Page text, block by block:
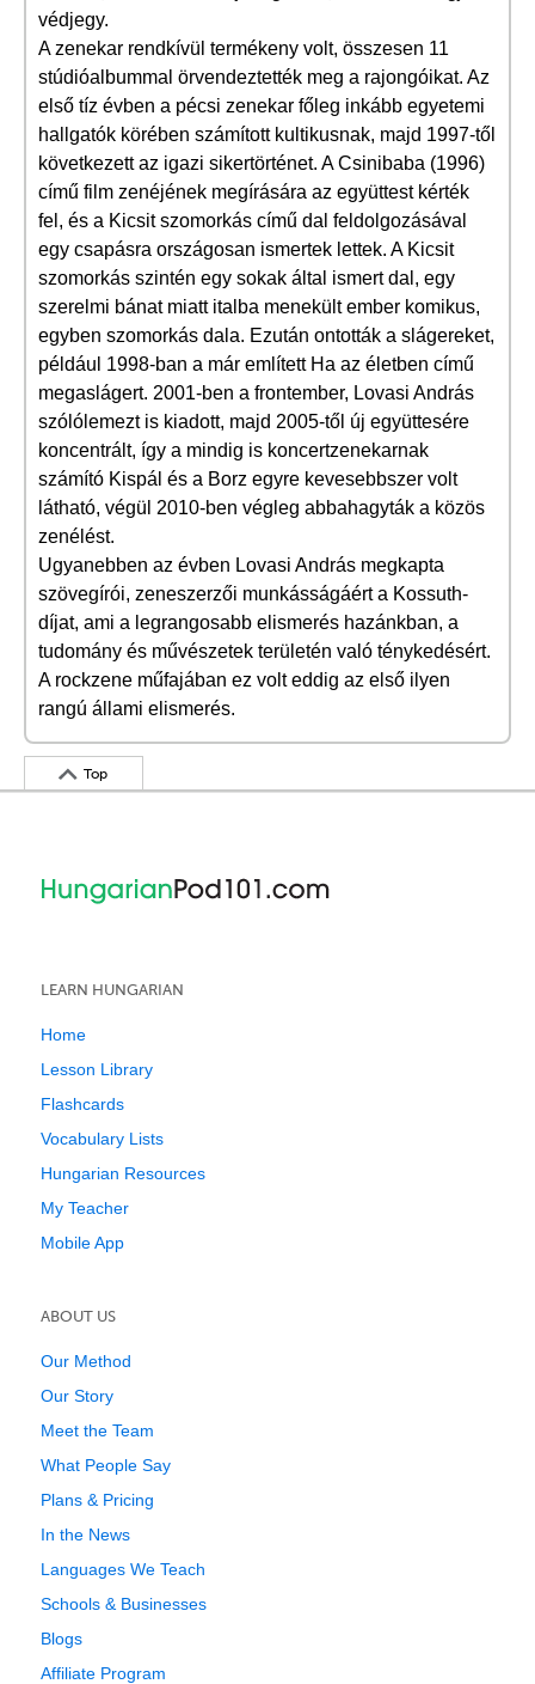
védjegy.
A zenekar rendkívül termékeny volt, összesen 11
stúdióalbummal örvendeztették meg a rajongóikat. Az
első tíz évben a pécsi zenekar főleg inkább egyetemi
hallgatók körében számított kultikusnak, majd 1997-től
következett az igazi sikertörténet. A Csinibaba (1996)
című film zenéjének megírására az együttest kérték
fel, és a Kicsit szomorkás című dal feldolgozásával
egy csapásra országosan ismertek lettek. A Kicsit
szomorkás szintén egy sokak által ismert dal, egy
szerelmi bánat miatt italba menekült ember komikus,
egyben szomorkás dala. Ezután ontották a slágereket,
például 1998-ban a már említett Ha az életben című
megaslágert. 2001-ben a frontember, Lovasi András
szólólemezt is kiadott, majd 2005-től új együttesére
koncentrált, így a mindig is koncertzenekarnak
számító Kispál és a Borz egyre kevesebbszer volt
látható, végül 2010-ben végleg abbahagyták a közös
zenélést.
Ugyanebben az évben Lovasi András megkapta
szövegírói, zeneszerzői munkásságáért a Kossuth-
díjat, ami a legrangosabb elismerés hazánkban, a
tudomány és művészetek területén való ténykedésért.
A rockzene műfajában ez volt eddig az első ilyen
rangú állami elismerés.
Top
LEARN HUNGARIAN
Home
Lesson Library
Flashcards
Vocabulary Lists
Hungarian Resources
My Teacher
Mobile App
ABOUT US
Our Method
Our Story
Meet the Team
What People Say
Plans & Pricing
In the News
Languages We Teach
Schools & Businesses
Blogs
Affiliate Program